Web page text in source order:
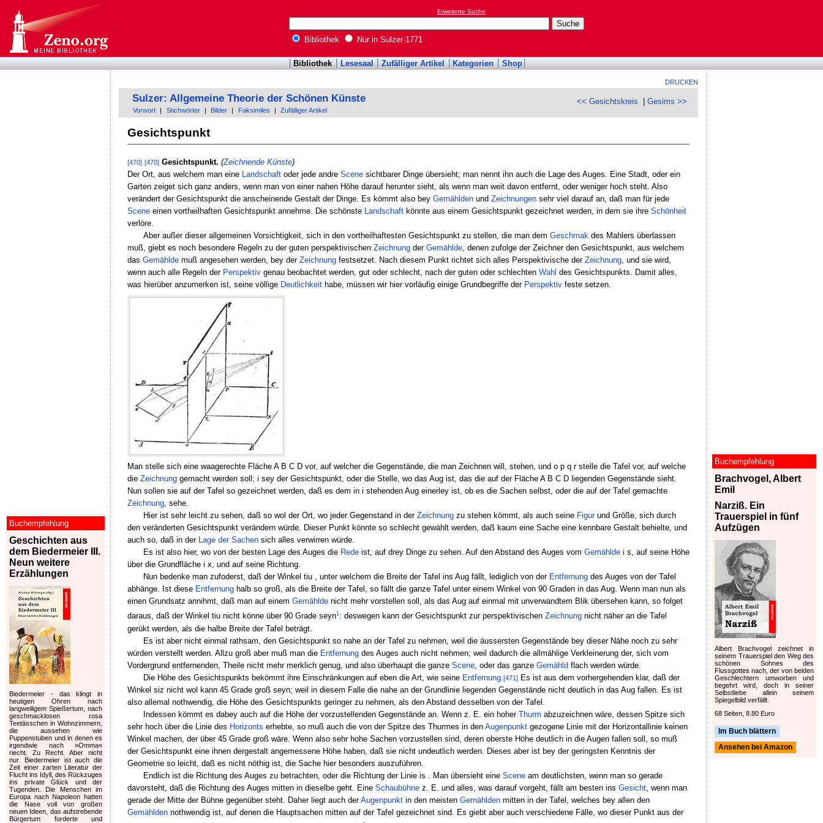
Erweiterte Suche
Bibliothek Nur in Sulzer-1771
Bibliothek Lesesaal Zufälliger Artikel Kategorien Shop
DRUCKEN
<< Gesichtskreis |Gesims >>
Sulzer: Allgemeine Theorie der Schönen Künste
Vorwort Stichwörter Bilder Faksimiles Zufälliger Artikel
Gesichtspunkt
[470] [470]Gesichtspunkt. (Zeichnende Künste)
Der Ort, aus welchem man eine
Landschaftoder jede andre Scenesichtbarer Dinge übersieht; man nennt ihn auch die Lage des Auges. Eine Stadt, oder ein
Garten zeiget sich ganz anders, wenn man von einer nahen Höhe darauf herunter sieht, als wenn man weit davon entfernt, oder weniger hoch steht. Also
verändert der Gesichtspunkt die anscheinende Gestalt der Dinge. Es kömmt also bey Gemähldenund Zeichnungensehr viel darauf an, daß man für jede
Sceneeinen vortheilhaften Gesichtspunkt annehme. Die schönste Landschaftkönnte aus einem Gesichtspunkt gezeichnet werden, in dem sie ihre Schönheit
verlöre.
Aber außer dieser allgemeinen Vorsichtigkeit, sich in den vortheilhaftesten Gesichtspunkt zu stellen, die man demGeschmak des Mahlers überlassen
muß, giebt es noch besondere Regeln zu der guten perspektivischen Zeichnungder Gemählde, denen zufolge der Zeichner den Gesichtspunkt, aus welchem
das Gemähldemuß angesehen werden, bey der Zeichnungfestsetzet. Nach diesem Punkt richtet sich alles Perspektivische der Zeichnung, und sie wird,
wenn auch alle Regeln der Perspektivgenau beobachtet werden, gut oder schlecht, nach der guten oder schlechten Wahl des Gesichtspunkts. Damit alles,
was hierüber anzumerken ist, seine völlige Deutlichkeithabe, müssen wir hier vorläufig einige Grundbegriffe der Perspektivfeste setzen.
Man stelle sich eine waagerechte Fläche A B C D vor, auf welcher die Gegenstände, die man Zeichnen will, stehen, und o p q r stelle die Tafel vor, auf welche
die Zeichnunggemacht werden soll; i sey der Gesichtspunkt, oder die Stelle, wo das Aug ist, das die auf der Fläche A B C D liegenden Gegenstände sieht.
Nun sollen sie auf der Tafel so gezeichnet werden, daß es dem in i stehenden Aug einerley ist, ob es die Sachen selbst, oder die auf der Tafel gemachte
Zeichnung, sehe.
Hier ist sehr leicht zu sehen, daß so wol der Ort, wo jeder Gegenstand in derZeichnung zu stehen kömmt, als auch seine Figurund Größe, sich durch
den veränderten Gesichtspunkt verändern würde. Dieser Punkt könnte so schlecht gewählt werden, daß kaum eine Sache eine kennbare Gestalt behielte, und
auch so, daß in der Lage der Sachensich alles verwirren würde.
Es ist also hier, wo von der besten Lage des Auges die Rede ist, auf drey Dinge zu sehen. Auf den Abstand des Auges vomGemählde i s, auf seine Höhe
über die Grundfläche i x, und auf seine Richtung.
Nun bedenke man zufoderst, daß der Winkel tiu , unter welchem die Breite der Tafel ins Aug fällt, lediglich von der Entfernung des Auges von der Tafel
abhänge. Ist diese Entfernunghalb so groß, als die Breite der Tafel, so fällt die ganze Tafel unter einem Winkel von 90 Graden in das Aug. Wenn man nun als
einen Grundsatz annihmt, daß man auf einem Gemähldenicht mehr vorstellen soll, als das Aug auf einmal mit unverwandtem Blik übersehen kann, so folget
daraus, daß der Winkel tiu nicht könne über 90 Grade seyn1: deswegen kann der Gesichtspunkt zur perspektivischen Zeichnungnicht näher an die Tafel
gerükt werden, als die halbe Breite der Tafel beträgt.
Es ist aber nicht einmal rathsam, den Gesichtspunkt so nahe an der Tafel zu nehmen, weil die äussersten Gegenstände bey dieser Nähe noch zu sehr
würden verstellt werden. Allzu groß aber muß man die Entfernungdes Auges auch nicht nehmen; weil dadurch die allmählige Verkleinerung der, sich vom
Vordergrund entfernenden, Theile nicht mehr merklich genug, und also überhaupt die ganze Scene, oder das ganze Gemähldflach werden würde.
Die Höhe des Gesichtspunkts bekömmt ihre Einschränkungen auf eben die Art, wie seine Entfernung .[471] Es ist aus dem vorhergehenden klar, daß der
Winkel siz nicht wol kann 45 Grade groß seyn; weil in diesem Falle die nahe an der Grundlinie liegenden Gegenstände nicht deutlich in das Aug fallen. Es ist
also allemal nothwendig, die Höhe des Gesichtspunkts geringer zu nehmen, als den Abstand desselben von der Tafel.
Indessen kömmt es dabey auch auf die Höhe der vorzustellenden Gegenstände an. Wenn z. E. ein hoherThurm abzuzeichnen wäre, dessen Spitze sich
sehr hoch über die Linie des Horizonts erhebte, so muß auch die von der Spitze des Thurmes in den Augenpunktgezogene Linie mit der Horizontallinie keinen
Winkel machen, der über 45 Grade groß wäre. Wenn also sehr hohe Sachen vorzustellen sind, deren oberste Höhe deutlich in die Augen fallen soll, so muß
der Gesichtspunkt eine ihnen dergestalt angemessene Höhe haben, daß sie nicht undeutlich werden. Dieses aber ist bey der geringsten Kenntnis der
Geometrie so leicht, daß es nicht nöthig ist, die Sache hier besonders auszuführen.
Endlich ist die Richtung des Auges zu betrachten, oder die Richtung der Linie is . Man übersieht eineScene am deutlichsten, wenn man so gerade
davorsteht, daß die Richtung des Auges mitten in dieselbe geht. Eine Schaubühnez. E. und alles, was darauf vorgeht, fällt am besten ins Gesicht, wenn man
gerade der Mitte der Bühne gegenüber steht. Daher liegt auch derAugenpunktin den meisten Gemähldenmitten in der Tafel, welches bey allen den
Gemähldennothwendig ist, auf denen die Hauptsachen mitten auf der Tafel gezeichnet sind. Es giebt aber auch verschiedene Fälle, wo dieser Punkt aus der
Buchempfehlung
Brachvogel, Albert
Emil
Narziß. Ein
Trauerspiel in fünf
Aufzügen
Albert Brachvogel zeichnet in
seinem Trauerspiel den Weg des
schönen Sohnes des
Flussgottes nach, der von beiden
Geschlechtern umworben und
begehrt wird, doch in seiner
Selbstliebe allein seinem
Spiegelbild verfällt.
68 Seiten, 8.80 Euro
Im Buch blättern
Ansehen bei Amazon
Buchempfehlung
Geschichten aus
dem Biedermeier III.
Neun weitere
Erzählungen
Biedermeier - das klingt in
heutigen Ohren nach
langweiligem Spießertum, nach
geschmacklosen rosa
Teetässchen in Wohnzimmern,
die aussehen wie
Puppenstuben und in denen es
irgendwie nach »Omma«
riecht. Zu Recht. Aber nicht
nur. Biedermeier ist auch die
Zeit einer zarten Literatur der
Flucht ins Idyll, des Rückzuges
ins private Glück und der
Tugenden. Die Menschen im
Europa nach Napoleon hatten
die Nase voll von großen
neuen Ideen, das aufstrebende
Bürgertum forderte und